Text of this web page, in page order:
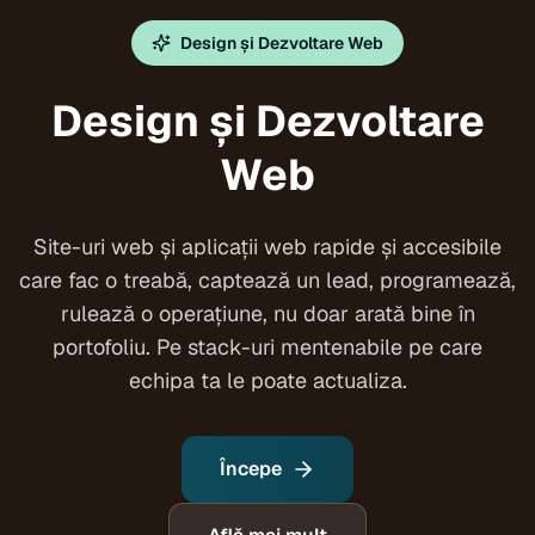
Design și Dezvoltare Web
Design și Dezvoltare
Web
Site-uri web și aplicații web rapide și accesibile
care fac o treabă, captează un lead, programează,
rulează o operațiune, nu doar arată bine în
portofoliu. Pe stack-uri mentenabile pe care
echipa ta le poate actualiza.
Începe